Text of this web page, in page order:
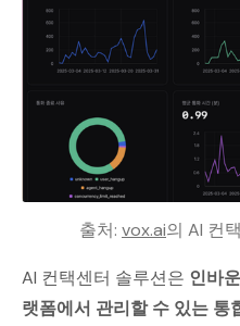
출처: vox.ai의 AI 컨
AI 컨택센터 솔루션은 인바
랫폼에서 관리할 수 있는 통